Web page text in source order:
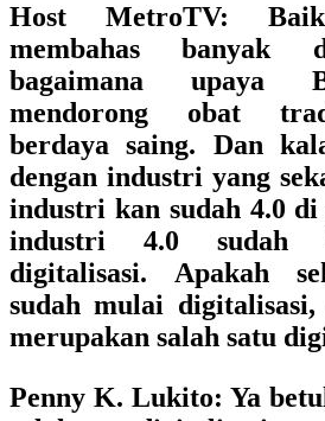
Host MetroTV:
membahas
bagaimana upaya
mendorong obat
berdaya saing. Dan
dengan industri yang
industri kan sudah 4.0 di
industri 4.0 sudah
digitalisasi. Apakah
sudah mulai
merupakan salah satu
Penny K. Lukito: Ya